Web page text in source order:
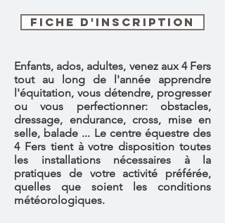
FICHE D'INSCRIPTION
Enfants, ados, adultes, venez aux 4 Fers
tout au long de l'année apprendre
l'équitation, vous détendre, progresser
ou vous perfectionner: obstacles,
dressage, endurance, cross, mise en
selle, balade ... Le centre équestre des
4 Fers tient à votre disposition toutes
les installations nécessaires à la
pratiques de votre activité préférée,
quelles que soient les conditions
météorologiques.